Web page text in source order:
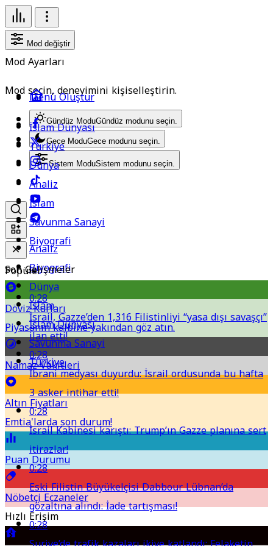
Mod değiştir
Mod Ayarları
Mod seçin, deneyimini kişiselleştirin.
Gündüz ModuGündüz modunu seçin.
Gece ModuGece modunu seçin.
Sistem ModuSistem modunu seçin.
Popüler
Döviz Kurları
Piyasanın kalbine yakından göz atın.
Namaz Vakitleri
Altın Fiyatları
Emtia'larda son durum!
Puan Durumu
Nöbetçi Eczaneler
Hızlı Erişim
Menü Oluştur
Analiz
Biyografi
Dünya
İslam
İslam Dünyası
Savunma Sanayi
Türkiye
İslam Dünyası
Türkiye
Dünya
Analiz
İslam
Savunma Sanayi
Biyografi
Son Gelişmeler
0:28
İsrail, Gazze’den 1,316 Filistinliyi “yasa dışı savaşçı”
ilan etti!
0:28
İbrani medyası duyurdu: İsrail ordusunda bu hafta
3 asker intihar etti!
0:28
İsrail Kabinesi karıştı: Trump’ın Gazze planına sert
itirazlar!
0:28
Eski Filistin Büyükelçisi Dabbour Lübnan’da
gözaltına alındı: İade tartışması!
0:28